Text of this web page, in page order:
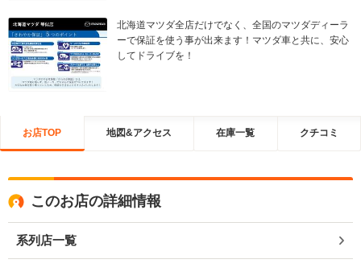
北海道マツダ全店だけでなく、全国のマツダディーラ
ーで保証を使う事が出来ます！マツダ車と共に、安心
してドライブを！
お店TOP 地図&アクセス 在庫一覧 クチコミ
このお店の詳細情報
系列店一覧